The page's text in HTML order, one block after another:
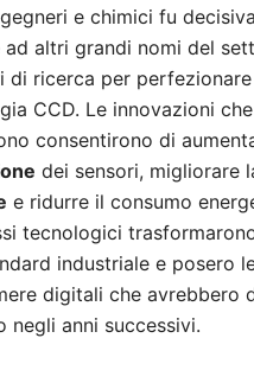
e chimici fu
ad altri grandi nomi del
di ricerca per
CCD. Le innovazioni
consentirono di
dei sensori, migliorare
e ridurre il consumo
tecnologici
industriale e posero
digitali che avrebbero
negli anni successivi.